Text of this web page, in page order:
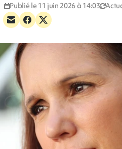
Publié le 11 juin 2026 à 14:03